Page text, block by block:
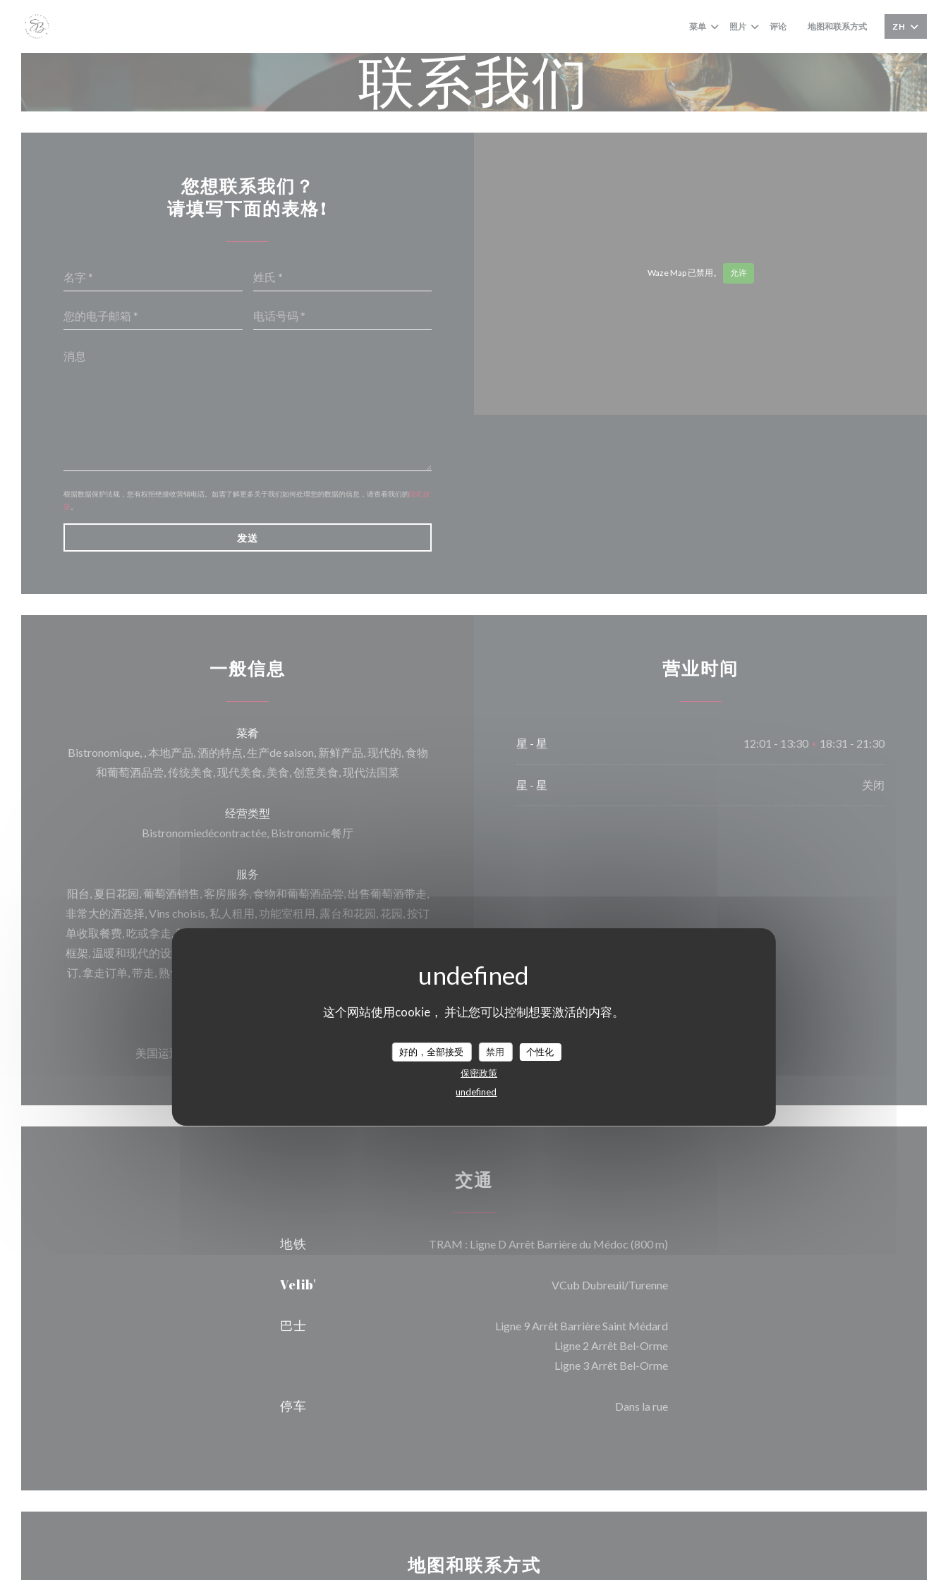
这个网站使用cookie， 并让您可以控制想要激活的内容。
好的，全部接受 禁用
个性化
保密政策
undefined
菜单 照片 评论
((在新窗口中打开))
地图和联系方式 ZH
联系我们
您想联系我们？
请填写下面的表格!
根据数据保护法规，您有权拒绝接收营销电话。如需了解更多关于我们如何处理您的数据的信息，请查看我们的隐私政
策
Waze Map 已禁用。 允许
一般信息
菜肴
Bistronomique, , 本地产品, 酒的特点, 生产de saison, 新鲜产品, 现代的, 食物
和葡萄酒品尝, 传统美食, 现代美食, 美食, 创意美食, 现代法国菜
经营类型
Bistronomiedécontractée, Bistronomic餐厅
服务
阳台, 夏日花园, 葡萄酒销售, 客房服务, 食物和葡萄酒品尝, 出售葡萄酒带走,
非常大的酒选择, Vins choisis, 私人租用, 功能室租用, 露台和花园, 花园, 按订
单收取餐费, 吃或拿走, 朝南的露台, 天然葡萄酒, 建议预订, 同性恋友好, 当代
框架, 温暖和现代的设置, 商务餐, 私人房间, 私有化的房间, 礼券, 我们接受预
订, 拿走订单, 带走, 熟食店, 安静而华丽的露台, 迎宾室, 预订, 放松酒吧区, 酒
美国运通, 欧洲卡/万事达卡, 现金, 签证, 借记卡
营业时间
星 - 星 12:01 - 13:30 • 18:31 - 21:30
星 - 星 关闭
交通
地铁 TRAM : Ligne D Arrêt Barrière du Médoc (800 m)
Velib' VCub Dubreuil/Turenne
巴士
Ligne 9 Arrêt Barrière Saint Médard
Ligne 2 Arrêt Bel-Orme
Ligne 3 Arrêt Bel-Orme
停车 Dans la rue
地图和联系方式